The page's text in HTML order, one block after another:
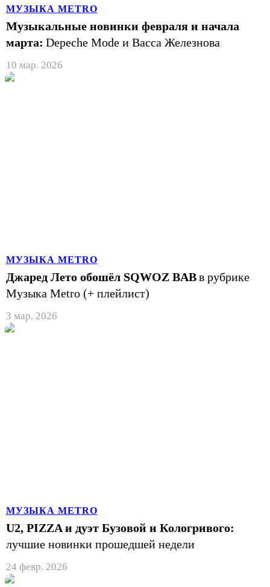
МУЗЫКА METRO
Музыкальные новинки февраля и начала
марта: Depeche Mode и Васса Железнова
10 мар. 2026
МУЗЫКА METRO
Джаред Лето обошёл SQWOZ BABв рубрике
Музыка Metro (+ плейлист)
3 мар. 2026
МУЗЫКА METRO
U2, PIZZA и дуэт Бузовой и Кологривого:
лучшие новинки прошедшей недели
24 февр. 2026